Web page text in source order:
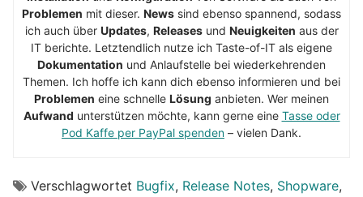
Problemen mit dieser. News sind ebenso spannend, sodass
ich auch über Updates, Releasesund Neuigkeiten aus der
IT berichte. Letztendlich nutze ich Taste-of-IT als eigene
Dokumentation und Anlaufstelle bei wiederkehrenden
Themen. Ich hoffe ich kann dich ebenso informieren und bei
Problemen eine schnelle Lösung anbieten. Wer meinen
Aufwand unterstützen möchte, kann gerne eine Tasse oder
Pod Kaffe per PayPal spenden – vielen Dank.
Verschlagwortet Bugfix, Release Notes, Shopware,